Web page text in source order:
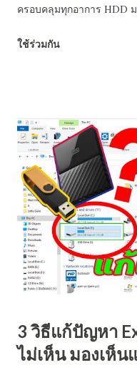
ครอบคลุมทุกอาการ HDD
มาให้คุณแล้ว (เงินซื้อไม่ได้
ในโลกมาให้คุณใช้งานแล้ว
เป็นมือใหม่ที่ไม่ค่อยเก่งไอ
หมายเหตุ โปรดระมัดระวั
ข้อมูล ไม่เหมาะกับคนที่ไม่
Harddisk ไม่หมุน ไม่มีเ
ขึ้น แต่เราอยากให้คุณลอง
ใช้ร่วมกัน
3 วิธีแก้ปัญหา
ไม่เห็น มองเห็น